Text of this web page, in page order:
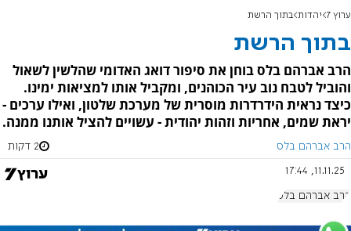
ערוץ 7 יהדות בתוך הרשת
בתוך הרשת
הרב אברהם בלס בוחן את סיפור דואג האדומי שהלשין לשאול
והוביל לטבח נוב עיר הכוהנים, ומקביל אותו למציאות ימינו.
כיצד נראית הידרדרות מוסרית של מערכת שלטון, ואילו ערכים -
יראת שמים, אחריות וזהות יהודית - עשויים להציל אותנו ממנה.
הרב אברהם בלס 2 דקות
11.11.25, 17:44
הרב אברהם בלס